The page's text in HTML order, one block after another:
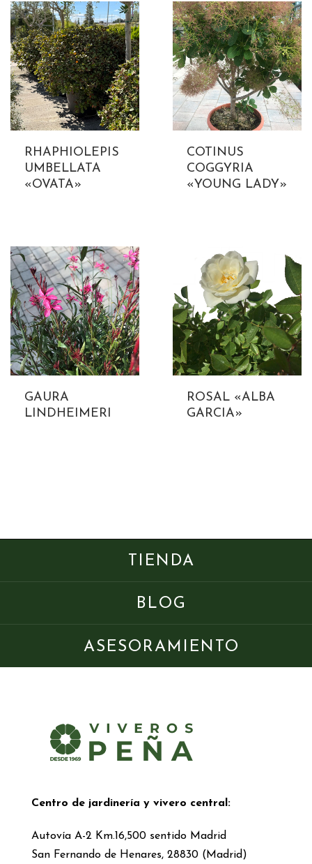
RHAPHIOLEPIS
UMBELLATA
«OVATA»
COTINUS
COGGYRIA
«YOUNG LADY»
GAURA
LINDHEIMERI
ROSAL «ALBA
GARCIA»
TIENDA
BLOG
ASESORAMIENTO
Centro de jardinería y vivero central:
Autovía A-2 Km.16,500 sentido Madrid
San Fernando de Henares, 28830 (Madrid)